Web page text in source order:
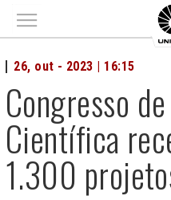
Main menu
Congresso
Científica
1.300
26, out - 2023 | 16:15